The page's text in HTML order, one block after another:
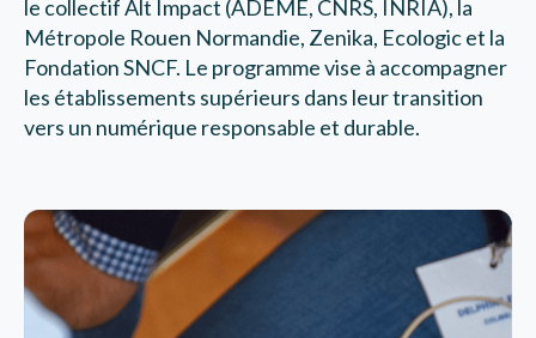
le collectif Alt Impact (ADEME, CNRS, INRIA), la
Métropole Rouen Normandie, Zenika, Ecologic et la
Fondation SNCF. Le programme vise à accompagner
les établissements supérieurs dans leur transition
vers un numérique responsable et durable.